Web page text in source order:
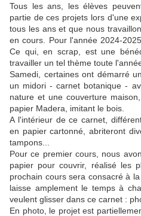
Tous les ans, les élèves
partie de ces projets lors d'une
tous les ans et que nous
en cours. Pour l'année 2024-
Ce qui, en scrap, est une
travailler un tel thème toute
Samedi, certaines ont démarré
un midori - carnet botanique -
nature et une couverture
papier Madera, imitant le bois.
A l'intérieur de ce carnet,
en papier cartonné, abriteront
tampons...
Pour ce premier cours, nous
papier pour couvrir, réalisé les
prochain cours sera consacré à
laisse amplement le temps à
veulent glisser dans ce carnet :
En photo, le projet est